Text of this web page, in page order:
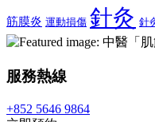
筋膜炎 運動損傷 針灸 針
服務熱線
+852 5646 9864